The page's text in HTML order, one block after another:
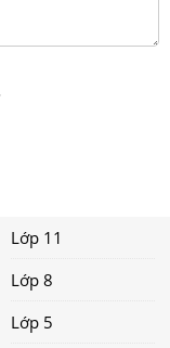
Lớp 11
Lớp 8
Lớp 5